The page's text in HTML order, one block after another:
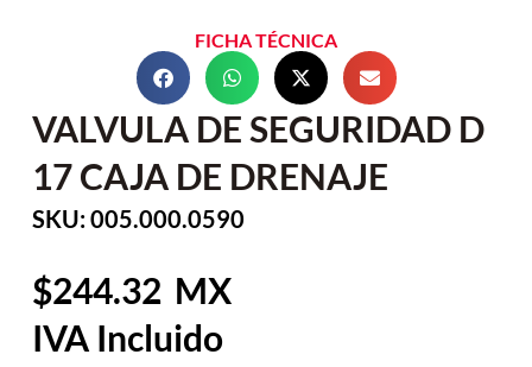
FICHA TÉCNICA
VALVULA DE SEGURIDAD D
17 CAJA DE DRENAJE
SKU: 005.000.0590
244.32